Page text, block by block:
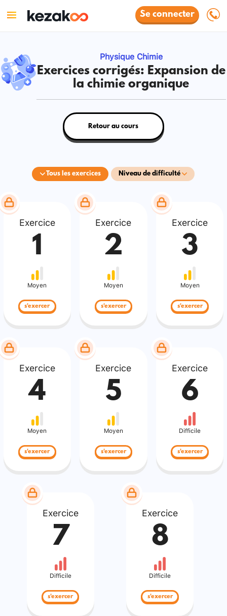
Se connecter
Physique Chimie
Exercices corrigés: Expansion de
la chimie organique
Tous les exercices Niveau de difficulté
Retour au cours
Exercice
1
Moyen
s'exercer
Exercice
2
Moyen
s'exercer
Exercice
3
Moyen
s'exercer
Exercice
4
Moyen
s'exercer
Exercice
5
Moyen
s'exercer
Exercice
6
Difficile
s'exercer
Exercice
7
Difficile
s'exercer
Exercice
8
Difficile
s'exercer